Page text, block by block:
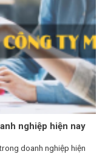
nghiệp hiện nay
doanh nghiệp hiện